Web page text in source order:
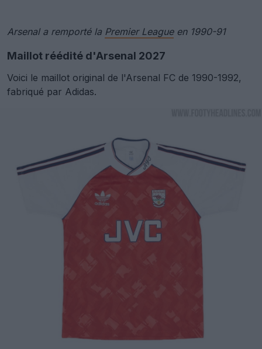
Arsenal a remporté la Premier Leagueen 1990-91
Maillot réédité d'Arsenal 2027
Voici le maillot original de l'Arsenal FC de 1990-1992,
fabriqué par Adidas.